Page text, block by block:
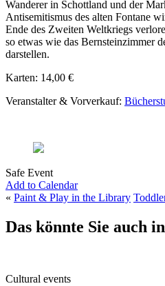
Wanderer in Schottland und der
Antisemitismus des alten Fontane
Ende des Zweiten Weltkriegs
so etwas wie das Bernsteinzimmer
darstellen.
Karten: 14,00 €
Veranstalter & Vorverkauf:
Safe Event
Add to Calendar
« Paint & Play in the Library
Das könnte Sie auch
Cultural events